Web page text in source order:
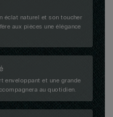
éclat naturel et son toucher
aux pièces une élégance
enveloppant et une grande
au quotidien.